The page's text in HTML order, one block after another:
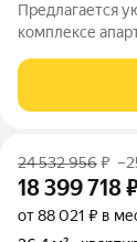
Предлагается
комплексе
адресу:
доступности
24 532 956₽
18 399 718
от 88 021 ₽ в